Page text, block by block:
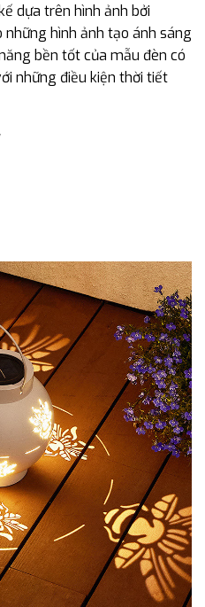
dựa trên hình ảnh bởi
hình ảnh tạo ánh sáng
bền tốt của mẫu đèn có
những điều kiện thời tiết